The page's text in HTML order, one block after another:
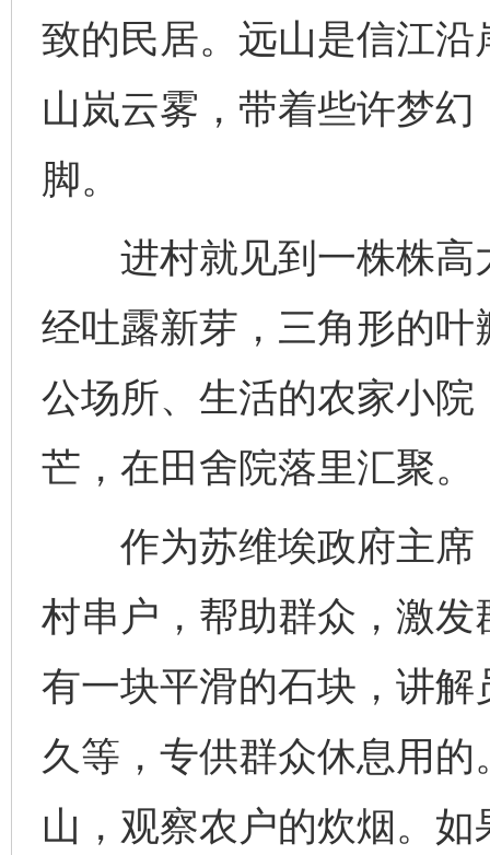
致的民居。远山是信江
山岚云雾，带着些许梦
脚。
进村就见到一株株高
经吐露新芽，三角形的
公场所、生活的农家小
芒，在田舍院落里汇聚。
作为苏维埃政府主席
村串户，帮助群众，激
有一块平滑的石块，讲
久等，专供群众休息用
山，观察农户的炊烟。